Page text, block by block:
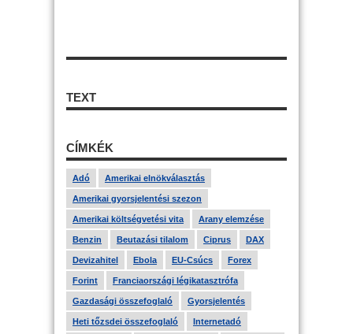
TEXT
CÍMKÉK
Adó Amerikai elnökválasztás
Amerikai gyorsjelentési szezon
Amerikai költségvetési vita Arany elemzése
Benzin Beutazási tilalom Ciprus DAX
Devizahitel Ebola EU-Csúcs Forex
Forint Franciaországi légikatasztrófa
Gazdasági összefoglaló Gyorsjelentés
Heti tőzsdei összefoglaló Internetadó